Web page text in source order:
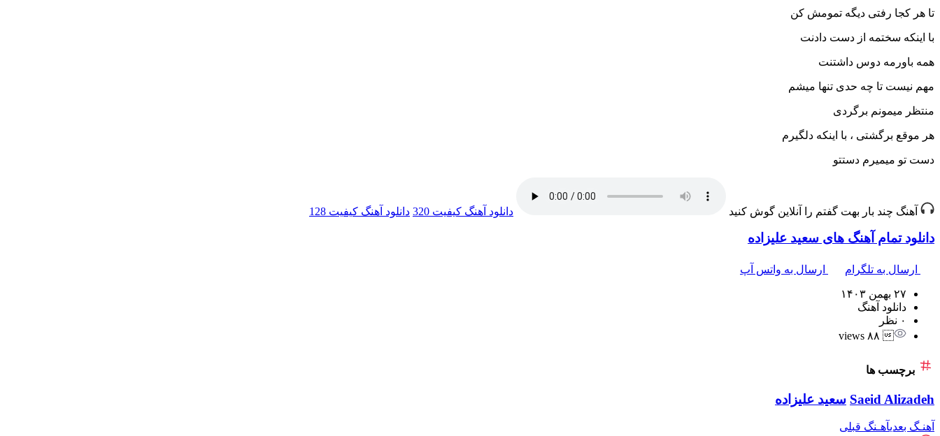
تا هر کجا رفتی دیگه تمومش کن
با اینکه سختمه از دست دادنت
همه باورمه دوس داشتنت
مهم نیست تا چه حدی تنها میشم
منتظر میمونم برگردی
هر موقع برگشتی ، با اینکه دلگیرم
دست تو میمیرم دستتو
آهنگ چند بار بهت گفتم را آنلاین گوش کنید دانلود آهنگ کیفیت 320 دانلود آهنگ کیفیت 128
دانلود تمام آهنگ های سعید علیزاده
ارسال به تلگرام ارسال به واتس آپ
۲۷ بهمن ۱۴۰۳
دانلود آهنگ
۰ نظر
۸۸ views
برچسب ها
Saeid Alizadeh سعید علیزاده
آهنـگ بعدیآهـنگ قبلی